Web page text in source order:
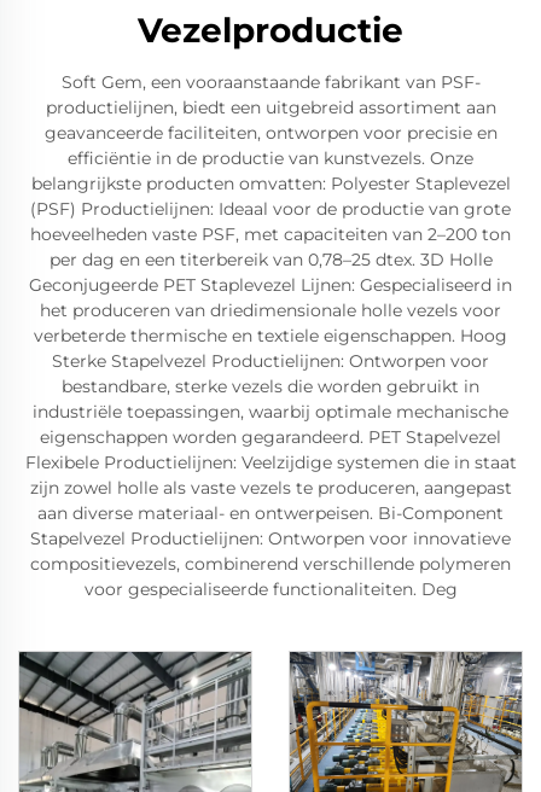
Vezelproductie
Soft Gem, een vooraanstaande fabrikant van PSF-
productielijnen, biedt een uitgebreid assortiment aan
geavanceerde faciliteiten, ontworpen voor precisie en
efficiëntie in de productie van kunstvezels. Onze
belangrijkste producten omvatten: Polyester Staplevezel
(PSF) Productielijnen: Ideaal voor de productie van grote
hoeveelheden vaste PSF, met capaciteiten van 2–200 ton
per dag en een titerbereik van 0,78–25 dtex. 3D Holle
Geconjugeerde PET Staplevezel Lijnen: Gespecialiseerd in
het produceren van driedimensionale holle vezels voor
verbeterde thermische en textiele eigenschappen. Hoog
Sterke Stapelvezel Productielijnen: Ontworpen voor
bestandbare, sterke vezels die worden gebruikt in
industriële toepassingen, waarbij optimale mechanische
eigenschappen worden gegarandeerd. PET Stapelvezel
Flexibele Productielijnen: Veelzijdige systemen die in staat
zijn zowel holle als vaste vezels te produceren, aangepast
aan diverse materiaal- en ontwerpeisen. Bi-Component
Stapelvezel Productielijnen: Ontworpen voor innovatieve
compositievezels, combinerend verschillende polymeren
voor gespecialiseerde functionaliteiten. Deg